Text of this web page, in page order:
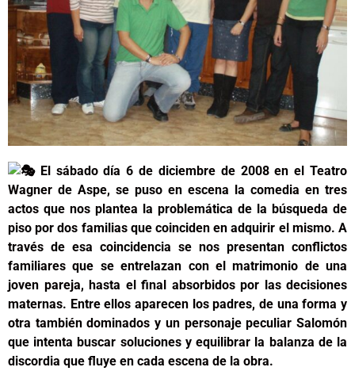
El sábado día 6 de diciembre de 2008 en el Teatro
Wagner de Aspe, se puso en escena la comedia en tres
actos que nos plantea la problemática de la búsqueda de
piso por dos familias que coinciden en adquirir el mismo. A
través de esa coincidencia se nos presentan conflictos
familiares que se entrelazan con el matrimonio de una
joven pareja, hasta el final absorbidos por las decisiones
maternas. Entre ellos aparecen los padres, de una forma y
otra también dominados y un personaje peculiar Salomón
que intenta buscar soluciones y equilibrar la balanza de la
discordia que fluye en cada escena de la obra.